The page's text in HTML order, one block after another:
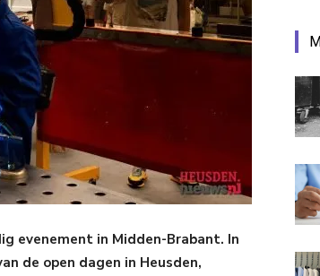
evenement in Midden-Brabant. In
de open dagen in Heusden,